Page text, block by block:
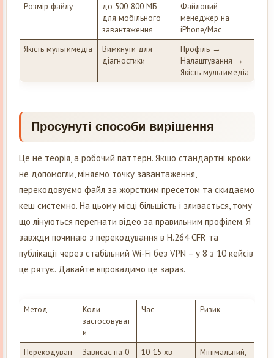
Розмір файлу
до 500-800 МБ
для мобільного
завантаження
Файловий
менеджер на
iPhone/Mac
Якість мультимедіа
Вимкнути для
діагностики
Профіль →
Налаштування →
Якість мультимедіа
Просунуті способи вирішення
Це не теорія, а робочий паттерн. Якщо стандартні кроки
не допомогли, міняємо точку завантаження,
перекодовуємо файл за жорстким пресетом та скидаємо
кеш системно. На цьому місці більшість і зливається, тому
що лінуються перегнати відео за правильним профілем. Я
завжди починаю з перекодування в H.264 CFR та
публікації через стабільний Wi-Fi без VPN – у 8 з 10 кейсів
це рятує. Давайте впровадимо це зараз.
Метод
Коли
застосовуват
и
Час Ризик
Перекодуван
Зависає на 0-
10-15 хв
Мінімальний,